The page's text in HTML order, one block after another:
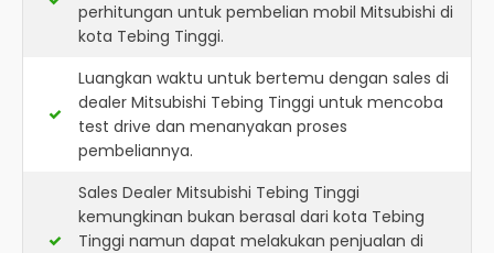
perhitungan untuk pembelian mobil Mitsubishi di
kota Tebing Tinggi.
Luangkan waktu untuk bertemu dengan sales di
dealer Mitsubishi Tebing Tinggi untuk mencoba
test drive dan menanyakan proses
pembeliannya.
Sales Dealer Mitsubishi Tebing Tinggi
kemungkinan bukan berasal dari kota Tebing
Tinggi namun dapat melakukan penjualan di